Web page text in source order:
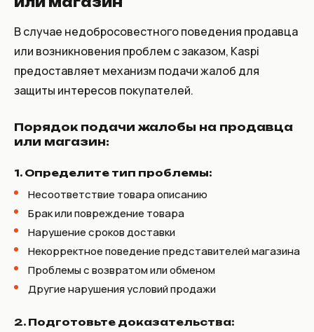
В случае недобросовестного поведения продавца
или возникновения проблем с заказом, Kaspi
предоставляет механизм подачи жалоб для
защиты интересов покупателей.
Порядок подачи жалобы на продавца
или магазин:
1. Определите тип проблемы:
Несоответствие товара описанию
Брак или повреждение товара
Нарушение сроков доставки
Некорректное поведение представителей магазина
Проблемы с возвратом или обменом
Другие нарушения условий продажи
2. Подготовьте доказательства: